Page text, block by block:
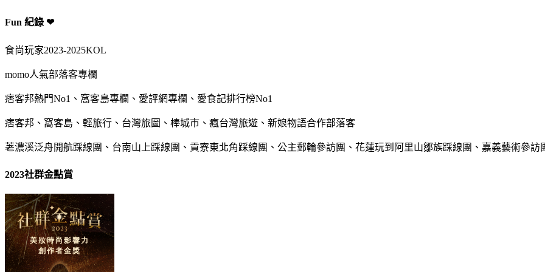
Fun 紀錄 ❤
食尚玩家2023-2025KOL
momo人氣部落客專欄
痞客邦熱門No1、窩客島專欄、愛評網專欄、愛食記排行榜No1
痞客邦、窩客島、輕旅行、台灣旅圖、棒城市、瘋台灣旅遊、新娘物語合作部落客
荖濃溪泛舟開航踩線團、台南山上踩線團、貢寮東北角踩線團、公主郵輪參訪團、花蓮玩到阿里山鄒族踩線團、嘉義藝術參訪
2023社群金點賞